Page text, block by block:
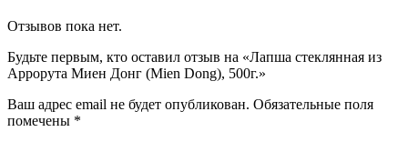
Отзывов пока нет.
Будьте первым, кто оставил отзыв на «Лапша стеклянная из
Аррорута Миен Донг (Mien Dong), 500г.»
Ваш адрес email не будет опубликован. Обязательные поля
помечены *